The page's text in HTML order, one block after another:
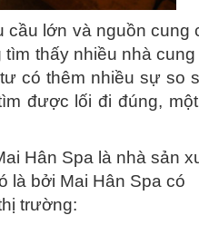
cầu lớn và nguồn cung
thấy nhiều nhà
có thêm nhiều sự so
được lối đi đúng,
Hân Spa là nhà sản
là bởi Mai Hân Spa có
trường: